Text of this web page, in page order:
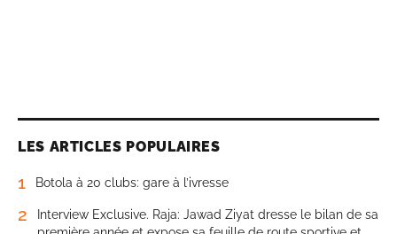
LES ARTICLES POPULAIRES
1 Botola à 20 clubs: gare à l’ivresse
2
Interview Exclusive. Raja: Jawad Ziyat dresse le bilan de sa